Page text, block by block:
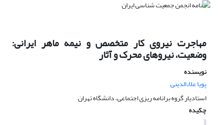
مهاجرت نیروی کار متخصص و نیمه ماهر ایرانی:
وضعیت، نیروهای محرک و آثار
نویسنده
پویا علاءالدینی
استادیار گروه برانامه ریزی اجتماعی، دانشگاه تهران
چکیده